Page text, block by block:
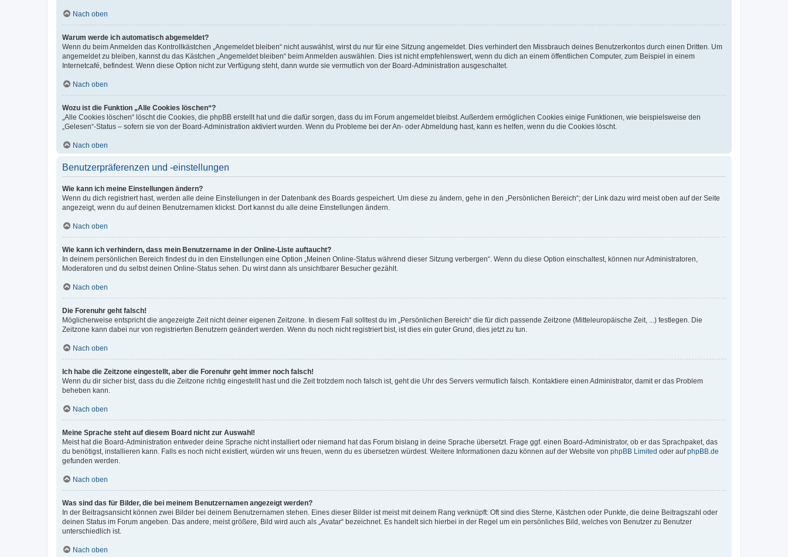
Nach oben
Warum werde ich automatisch abgemeldet?
Wenn du beim Anmelden das Kontrollkästchen „Angemeldet bleiben“ nicht auswählst, wirst du nur für eine Sitzung angemeldet. Dies verhindert den Missbrauch deines Benutzerkontos durch einen Dritten. Um
angemeldet zu bleiben, kannst du das Kästchen „Angemeldet bleiben“ beim Anmelden auswählen. Dies ist nicht empfehlenswert, wenn du dich an einem öffentlichen Computer, zum Beispiel in einem
Internetcafé, befindest. Wenn diese Option nicht zur Verfügung steht, dann wurde sie vermutlich von der Board-Administration ausgeschaltet.
Nach oben
Wozu ist die Funktion „Alle Cookies löschen“?
„Alle Cookies löschen“ löscht die Cookies, die phpBB erstellt hat und die dafür sorgen, dass du im Forum angemeldet bleibst. Außerdem ermöglichen Cookies einige Funktionen, wie beispielsweise den
„Gelesen“-Status – sofern sie von der Board-Administration aktiviert wurden. Wenn du Probleme bei der An- oder Abmeldung hast, kann es helfen, wenn du die Cookies löscht.
Nach oben
Benutzerpräferenzen und -einstellungen
Wie kann ich meine Einstellungen ändern?
Wenn du dich registriert hast, werden alle deine Einstellungen in der Datenbank des Boards gespeichert. Um diese zu ändern, gehe in den „Persönlichen Bereich“; der Link dazu wird meist oben auf der Seite
angezeigt, wenn du auf deinen Benutzernamen klickst. Dort kannst du alle deine Einstellungen ändern.
Nach oben
Wie kann ich verhindern, dass mein Benutzername in der Online-Liste auftaucht?
In deinem persönlichen Bereich findest du in den Einstellungen eine Option „Meinen Online-Status während dieser Sitzung verbergen“. Wenn du diese Option einschaltest, können nur Administratoren,
Moderatoren und du selbst deinen Online-Status sehen. Du wirst dann als unsichtbarer Besucher gezählt.
Nach oben
Die Forenuhr geht falsch!
Möglicherweise entspricht die angezeigte Zeit nicht deiner eigenen Zeitzone. In diesem Fall solltest du im „Persönlichen Bereich“ die für dich passende Zeitzone (Mitteleuropäische Zeit, ...) festlegen. Die
Zeitzone kann dabei nur von registrierten Benutzern geändert werden. Wenn du noch nicht registriert bist, ist dies ein guter Grund, dies jetzt zu tun.
Nach oben
Ich habe die Zeitzone eingestellt, aber die Forenuhr geht immer noch falsch!
Wenn du dir sicher bist, dass du die Zeitzone richtig eingestellt hast und die Zeit trotzdem noch falsch ist, geht die Uhr des Servers vermutlich falsch. Kontaktiere einen Administrator, damit er das Problem
beheben kann.
Nach oben
Meine Sprache steht auf diesem Board nicht zur Auswahl!
Meist hat die Board-Administration entweder deine Sprache nicht installiert oder niemand hat das Forum bislang in deine Sprache übersetzt. Frage ggf. einen Board-Administrator, ob er das Sprachpaket, das
du benötigst, installieren kann. Falls es noch nicht existiert, würden wir uns freuen, wenn du es übersetzen würdest. Weitere Informationen dazu können auf der Website von phpBB Limited oder aufphpBB.de
gefunden werden.
Nach oben
Was sind das für Bilder, die bei meinem Benutzernamen angezeigt werden?
In der Beitragsansicht können zwei Bilder bei deinem Benutzernamen stehen. Eines dieser Bilder ist meist mit deinem Rang verknüpft: Oft sind dies Sterne, Kästchen oder Punkte, die deine Beitragszahl oder
deinen Status im Forum angeben. Das andere, meist größere, Bild wird auch als „Avatar“ bezeichnet. Es handelt sich hierbei in der Regel um ein persönliches Bild, welches von Benutzer zu Benutzer
unterschiedlich ist.
Nach oben